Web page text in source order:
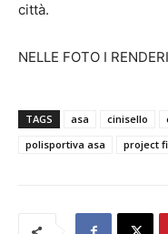
città.
NELLE FOTO I
TAGS asa cinisello
polisportiva asa
project